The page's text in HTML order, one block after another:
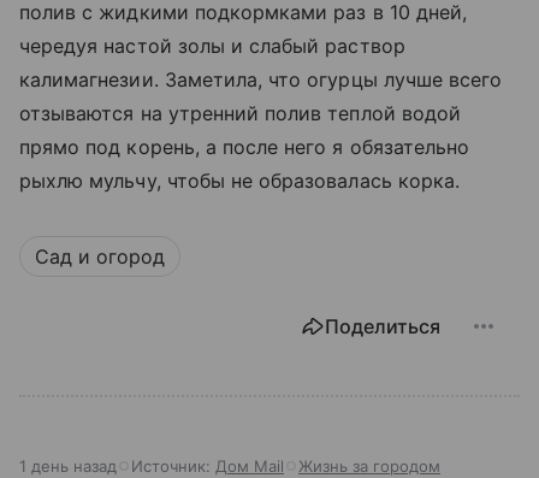
полив с жидкими подкормками раз в 10 дней,
чередуя настой золы и слабый раствор
калимагнезии. Заметила, что огурцы лучше всего
отзываются на утренний полив теплой водой
прямо под корень, а после него я обязательно
рыхлю мульчу, чтобы не образовалась корка.
Сад и огород
Поделиться
1 день назад Источник: Дом Mail Жизнь за городом